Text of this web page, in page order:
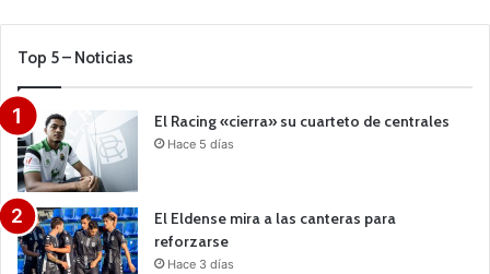
Top 5 – Noticias
El Racing «cierra» su cuarteto de centrales
Hace 5 días
El Eldense mira a las canteras para
reforzarse
Hace 3 días